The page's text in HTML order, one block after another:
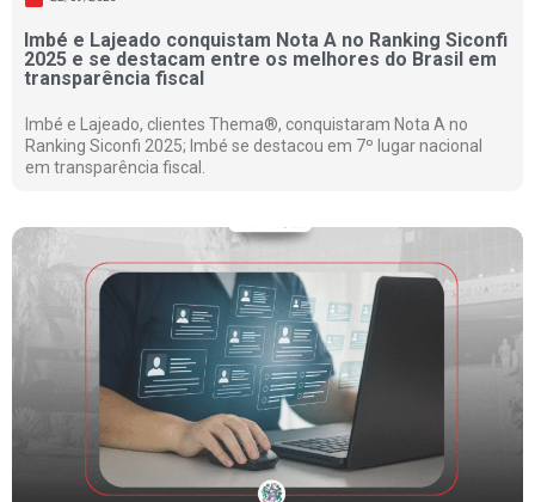
Imbé e Lajeado conquistam Nota A no Ranking Siconfi
2025 e se destacam entre os melhores do Brasil em
transparência fiscal
Imbé e Lajeado, clientes Thema®, conquistaram Nota A no
Ranking Siconfi 2025; Imbé se destacou em 7º lugar nacional
em transparência fiscal.